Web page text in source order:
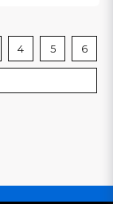
4 5 6